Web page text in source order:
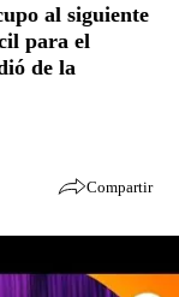
al siguiente
para el
de la
Compartir